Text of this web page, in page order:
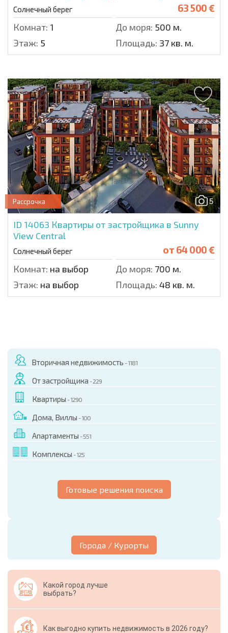
Солнечный берег 63 500 €
Комнат: 1 До моря: 500 м.
Этаж: 5 Площадь: 37 кв. м.
5
Рассрочка
ID 14063 Квартиры от застройщика в Sunny
View Central
Солнечный берег от 64 000 €
Комнат: на выбор До моря: 700 м.
Этаж: на выбор Площадь: 48 кв. м.
Вторичная недвижимость - 1181
От застройщика - 229
Квартиры - 1290
Дома, Виллы - 100
Апартаменты - 551
Комплексы - 125
Готовые решения поиска
Города / Курорты
Какой город лучше
выбрать?
Как выгодно купить недвижимость в 2026 году?